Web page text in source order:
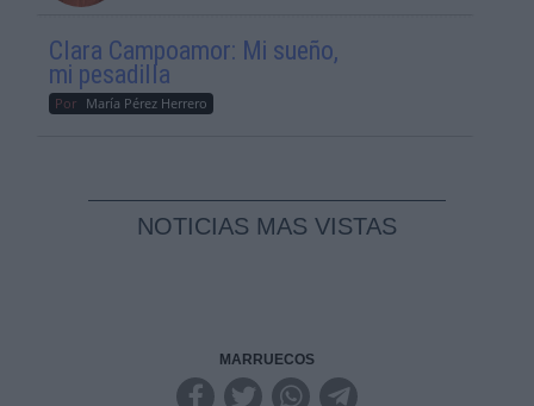
Clara Campoamor: Mi sueño,
mi pesadilla
Por María Pérez Herrero
NOTICIAS MAS VISTAS
MARRUECOS